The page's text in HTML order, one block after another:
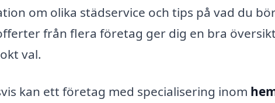
om olika städservice och tips på vad du
från flera företag ger dig en bra
val.
kan ett företag med specialisering inom